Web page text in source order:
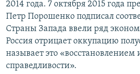
2014 года. 7 октября 2015 года
Петр Порошенко подписал
Страны Запада ввели ряд
Россия отрицает оккупацию
называет это «восстановлением
справедливости».